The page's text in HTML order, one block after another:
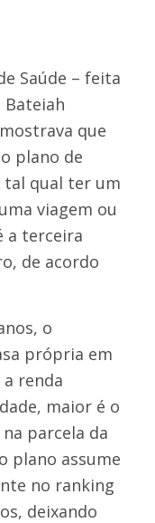
Saúde – feita
que
plano de
tal qual ter um
viagem ou
a terceira
de acordo
o
própria em
renda
maior é o
parcela da
plano assume
no ranking
deixando